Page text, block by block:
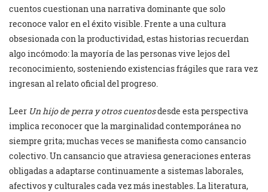
cuentos cuestionan una narrativa dominante que solo
reconoce valor en el éxito visible. Frente a una cultura
obsesionada con la productividad, estas historias recuerdan
algo incómodo: la mayoría de las personas vive lejos del
reconocimiento, sosteniendo existencias frágiles que rara vez
ingresan al relato oficial del progreso.
Leer Un hijo de perra y otros cuentosdesde esta perspectiva
implica reconocer que la marginalidad contemporánea no
siempre grita; muchas veces se manifiesta como cansancio
colectivo. Un cansancio que atraviesa generaciones enteras
obligadas a adaptarse continuamente a sistemas laborales,
afectivos y culturales cada vez más inestables. La literatura,